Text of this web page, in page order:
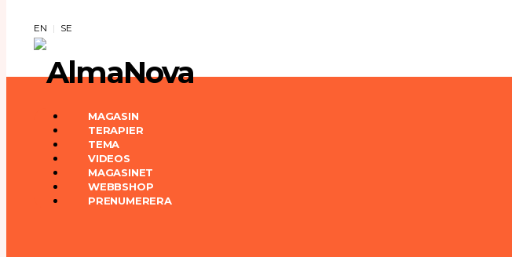
EN SE
MAGASIN
TERAPIER
TEMA
VIDEOS
MAGASINET
WEBBSHOP
PRENUMERERA